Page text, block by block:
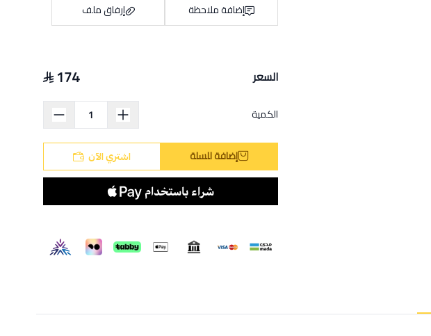
إضافة ملاحظة
إرفاق ملف
السعر 174
الكمية
إضافة للسلة اشتري الآن